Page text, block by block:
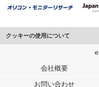
クッキーの使用について
このサイトでは Cookie を使用し
行っています。
メディアや広告配信、データ解析
会社概要
お問い合わせ